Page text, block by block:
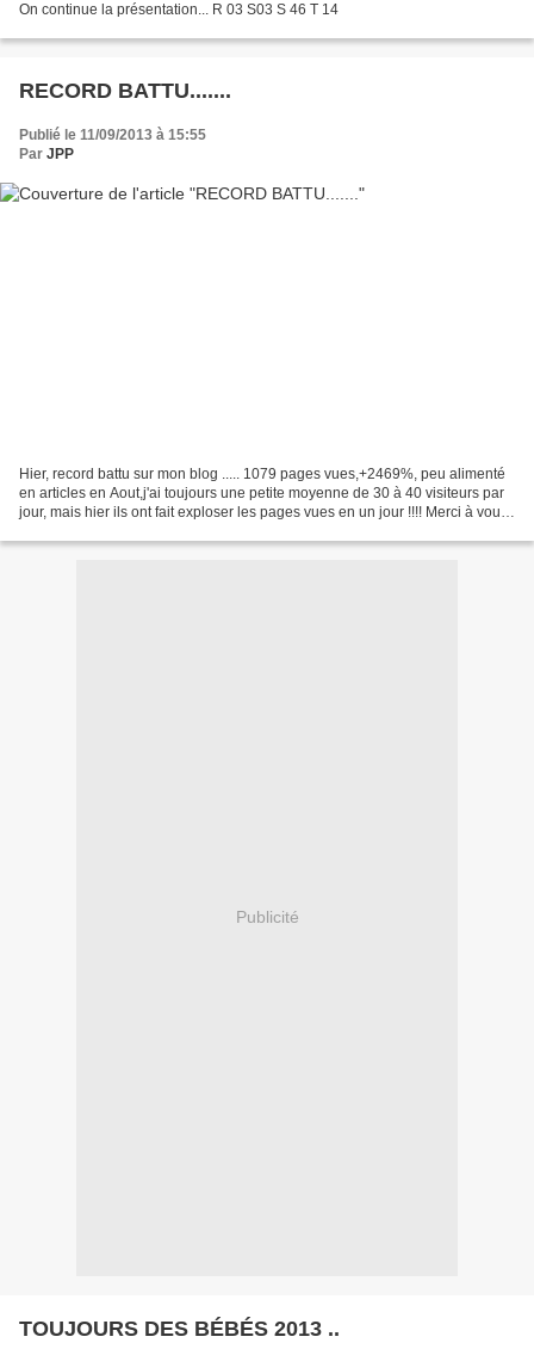
On continue la présentation... R 03 S03 S 46 T 14
RECORD BATTU.......
Publié le 11/09/2013 à 15:55
Par JPP
Hier, record battu sur mon blog ..... 1079 pages vues,+2469%, peu alimenté
en articles en Aout,j'ai toujours une petite moyenne de 30 à 40 visiteurs par
jour, mais hier ils ont fait exploser les pages vues en un jour !!!! Merci à vous
Publicité
TOUJOURS DES BÉBÉS 2013 ..